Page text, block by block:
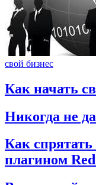
свой бизнес
Как начать
Никогда не
Как
плагином